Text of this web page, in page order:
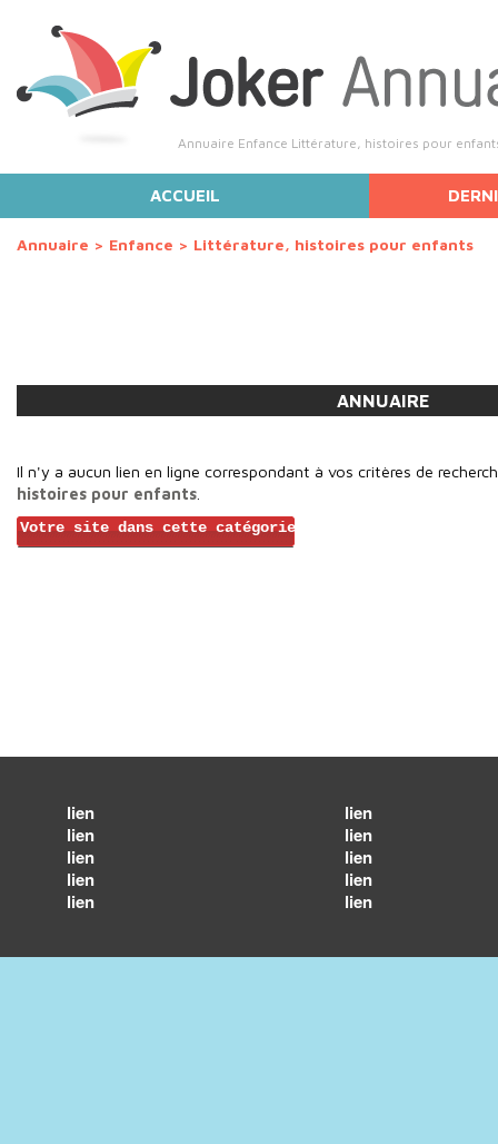
Annuaire Enfance Littérature, histoires pour
ANNUAIRE
ACCUEIL
Annuaire > Enfance > Littérature, histoires pour enfants
Il n'y a aucun lien en ligne correspondant à vos critères de
histoires pour enfants
Votre site dans cette catégorie
lien
lien
lien
lien
lien
lien
lien
lien
lien
lien